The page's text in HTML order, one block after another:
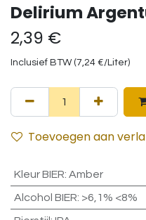
Delirium
2,39 €
Inclusief BTW (7,24 €/Liter)
Toevoegen aan
Kleur BIER: Amber
Alcohol BIER: >6,1% <8%